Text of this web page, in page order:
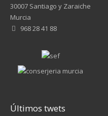
30007 Santiago y Zaraiche
Murcia
968 28 41 88
Últimos twets